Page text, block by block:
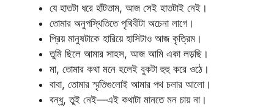
যে হাতটা ধরে হাঁটতাম, আজ সেই হাতটাই নেই।
তোমার অনুপস্থিতিতে পৃথিবীটা অচেনা লাগে।
প্রিয় মানুষটাকে হারিয়ে হাসিটাও আজ কৃত্রিম।
তুমি ছিলে আমার সাহস, আজ আমি একা লড়ছি।
মা, তোমার কথা মনে হলেই বুকটা হুহু করে ওঠে।
বাবা, তোমার স্মৃতিগুলোই আমার পথ চলার আলো।
বন্ধু, তুই নেই—এই কথাটা মানতে মন চায় না।